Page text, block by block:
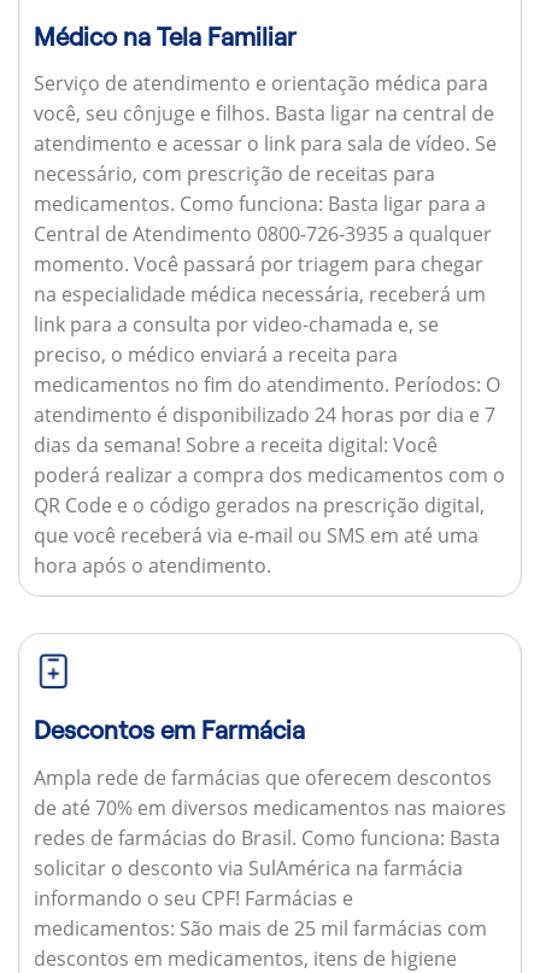
Médico na Tela Familiar
Serviço de atendimento e orientação médica para
você, seu cônjuge e filhos. Basta ligar na central de
atendimento e acessar o link para sala de vídeo. Se
necessário, com prescrição de receitas para
medicamentos. Como funciona: Basta ligar para a
Central de Atendimento 0800-726-3935 a qualquer
momento. Você passará por triagem para chegar
na especialidade médica necessária, receberá um
link para a consulta por video-chamada e, se
preciso, o médico enviará a receita para
medicamentos no fim do atendimento. Períodos: O
atendimento é disponibilizado 24 horas por dia e 7
dias da semana! Sobre a receita digital: Você
poderá realizar a compra dos medicamentos com o
QR Code e o código gerados na prescrição digital,
que você receberá via e-mail ou SMS em até uma
hora após o atendimento.
Descontos em Farmácia
Ampla rede de farmácias que oferecem descontos
de até 70% em diversos medicamentos nas maiores
redes de farmácias do Brasil. Como funciona: Basta
solicitar o desconto via SulAmérica na farmácia
informando o seu CPF! Farmácias e
medicamentos: São mais de 25 mil farmácias com
descontos em medicamentos, itens de higiene